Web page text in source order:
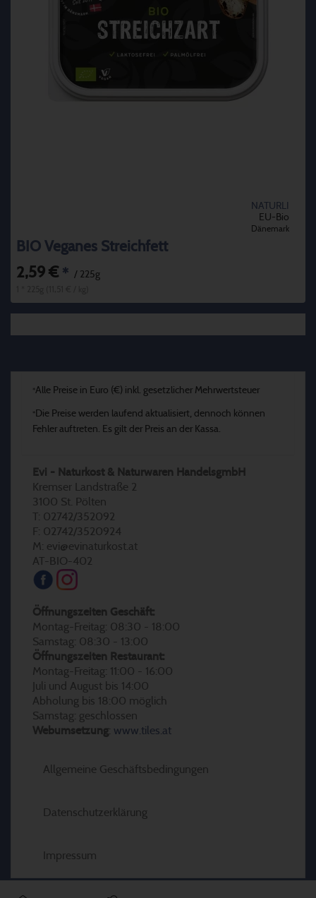
NATURLI
EU-Bio
Dänemark
BIO Veganes Streichfett
2,59 € * / 225g
*Alle Preise in Euro (€) inkl. gesetzlicher Mehrwertsteuer
* Die Preise werden laufend aktualisiert, dennoch können
Fehler auftreten. Es gilt der Preis an der Kassa.
Evi - Naturkost & Naturwaren HandelsgmbH
Kremser Landstraße 2
3100 St. Pölten
T: 02742/352092
F: 02742/3520924
M: evi@evinaturkost.at
AT-BIO-402
Öffnungszeiten Geschäft:
Montag-Freitag: 08:30 - 18:00
Samstag: 08:30 - 13:00
Öffnungszeiten Restaurant:
Montag-Freitag: 11:00 - 16:00
Juli und August bis 14:00
Abholung bis 18:00 möglich
Samstag: geschlossen
Webumsetzung: www.tiles.at
Allgemeine Geschäftsbedingungen
Datenschutzerklärung
Impressum